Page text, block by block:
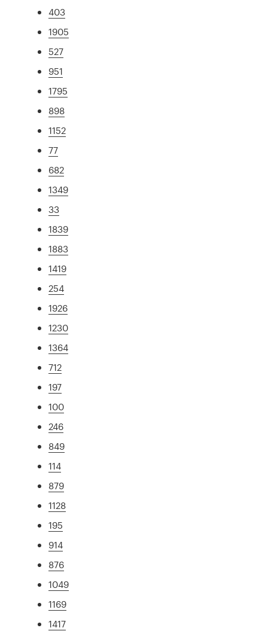
403
1905
527
951
1795
898
1152
77
682
1349
33
1839
1883
1419
254
1926
1230
1364
712
197
100
246
849
114
879
1128
195
914
876
1049
1169
1417